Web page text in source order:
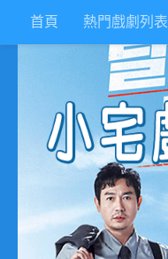
Skip to content
首頁 熱門戲劇列表